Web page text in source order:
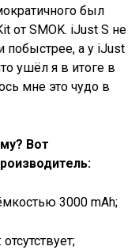
был
от SMOK. iJust S не
побыстрее, а у iJust
ушёл я в итоге в
мне это чудо в
Вот
3000 mAh;